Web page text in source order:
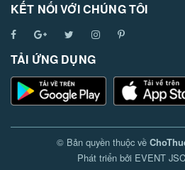
KẾT NỐI VỚI CHÚNG TÔI
TẢI ỨNG DỤNG
© Bản quyền thuộc về
Phát triển bởi EVENT JSC